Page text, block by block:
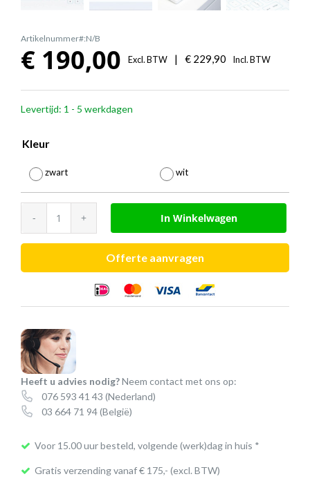
Artikelnummer#:N/B
€ 190,00 Excl. BTW | € 229,90 Incl. BTW
Levertijd: 1 - 5 werkdagen
Kleur
zwart wit
compact
toetsenbord
(draadloos)
aantal
In Winkelwagen
Offerte aanvragen
Heeft u advies nodig?Neem contact met ons op:
076 593 41 43 (Nederland)
03 664 71 94(België)
Voor 15.00 uur besteld, volgende (werk)dag in huis *
Gratis verzending vanaf € 175,- (excl. BTW)